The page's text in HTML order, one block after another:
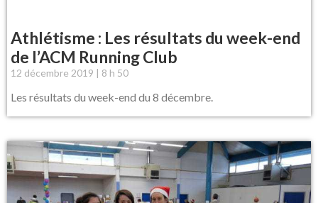
Athlétisme : Les résultats du week-end
de l’ACM Running Club
12 décembre 2019 8 h 50
Les résultats du week-end du 8 décembre.